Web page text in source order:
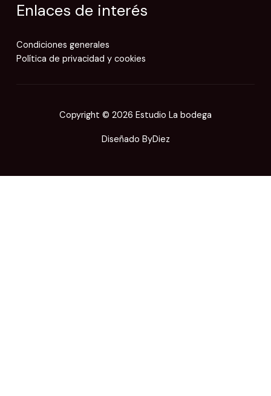
Enlaces de interés
Condiciones generales
Política de privacidad y cookies
Copyright © 2026 Estudio La bodega
Diseñado ByDiez